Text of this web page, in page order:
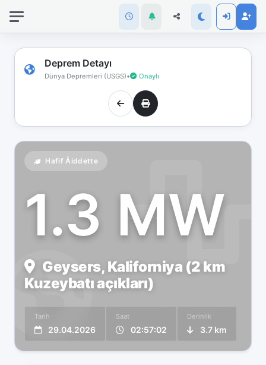
Deprem Detayı
Dünya Depremleri (USGS)• Onaylı
Hafif Åiddette
1.3 MW
Geysers, Kaliforniya (2 km
Kuzeybatı açıkları)
Tarih
29.04.2026
Saat
02:57:02
Derinlik
3.7 km
bağlantınız
koptu!
Çevrimdışı
moddasınız.